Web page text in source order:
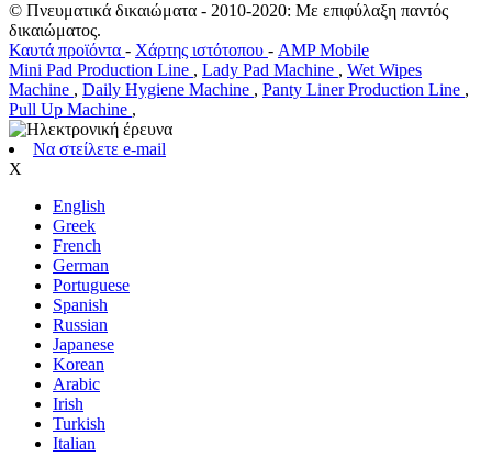
© Πνευματικά δικαιώματα - 2010-2020: Με επιφύλαξη παντός
δικαιώματος.
Καυτά προϊόντα - Χάρτης ιστότοπου - AMP Mobile
Mini Pad Production Line , Lady Pad Machine , Wet Wipes
Machine , Daily Hygiene Machine , Panty Liner Production Line ,
Pull Up Machine ,
Να στείλετε e-mail
Χ
English
Greek
French
German
Portuguese
Spanish
Russian
Japanese
Korean
Arabic
Irish
Turkish
Italian